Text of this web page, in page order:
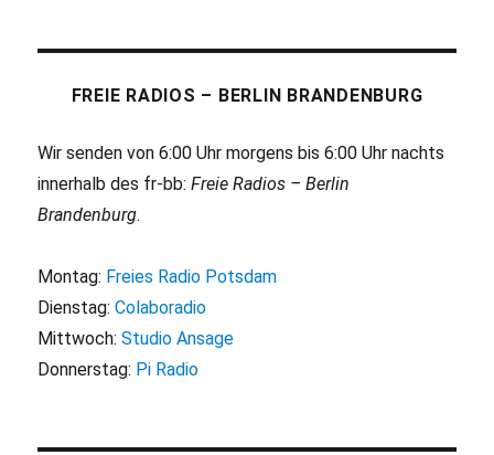
FREIE RADIOS – BERLIN BRANDENBURG
Wir senden von 6:00 Uhr morgens bis 6:00 Uhr nachts
innerhalb des fr-bb:Freie Radios – Berlin
Brandenburg.
Montag: Freies Radio Potsdam
Dienstag:Colaboradio
Mittwoch:Studio Ansage
Donnerstag: Pi Radio